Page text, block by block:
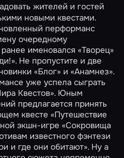
жителей и гостей
новыми квестами.
перформанс
очередному
именовался «Творец»
Не пропустите и две
«Блог» и«Анамнез».
ужеуспела сыграть
Квестов». Юным
предлагается принять
квесте«Путешествие
экшн-игре«Сокровища
известного фэнтези
и где они обитают». Ну а